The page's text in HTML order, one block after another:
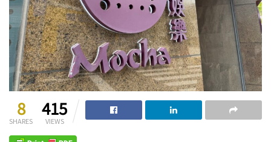
8
SHARES
415
VIEWS